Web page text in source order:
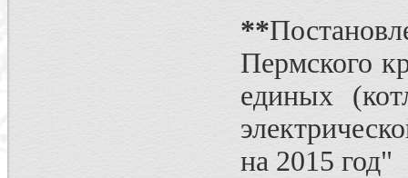
**
Пермского
единых
на 2015 год"